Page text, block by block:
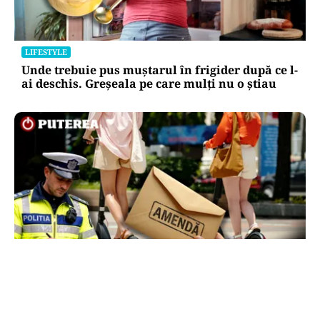
LIFESTYLE
Unde trebuie pus muștarul în frigider după ce l-
ai deschis. Greșeala pe care mulți nu o știau